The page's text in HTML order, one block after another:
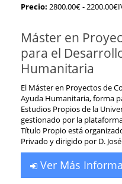
Precio: 2800.00€-
Máster en
para el
Humanitaria
El Máster en Proyectos de
Ayuda Humanitaria, forma
Estudios Propios de la
gestionado por la
Título Propio está
Privado y dirigido por D.
Ver Más